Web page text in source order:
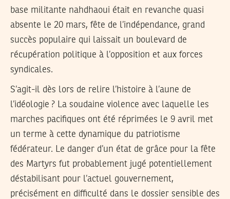
base militante nahdhaoui était en revanche quasi
absente le 20 mars, fête de l’indépendance, grand
succès populaire qui laissait un boulevard de
récupération politique à l’opposition et aux forces
syndicales.
S’agit-il dès lors de relire l’histoire à l’aune de
l’idéologie ? La soudaine violence avec laquelle les
marches pacifiques ont été réprimées le 9 avril met
un terme à cette dynamique du patriotisme
fédérateur. Le danger d’un état de grâce pour la fête
des Martyrs fut probablement jugé potentiellement
déstabilisant pour l’actuel gouvernement,
précisément en difficulté dans le dossier sensible des